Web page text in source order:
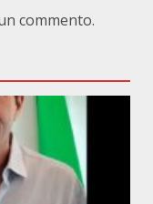
commento.